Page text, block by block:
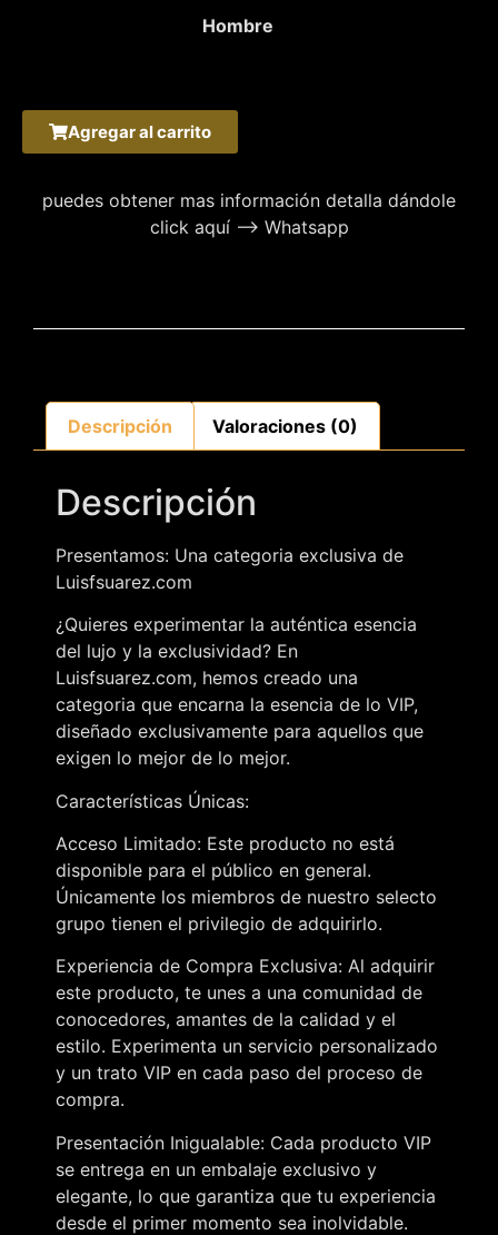
Hombre
Agregar al carrito
puedes obtener mas información detalla dándole
click aquí –> Whatsapp
Descripción Valoraciones (0)
Descripción
Presentamos: Una categoria exclusiva de
Luisfsuarez.com
¿Quieres experimentar la auténtica esencia
del lujo y la exclusividad? En
Luisfsuarez.com, hemos creado una
categoria que encarna la esencia de lo VIP,
diseñado exclusivamente para aquellos que
exigen lo mejor de lo mejor.
Características Únicas:
Acceso Limitado: Este producto no está
disponible para el público en general.
Únicamente los miembros de nuestro selecto
grupo tienen el privilegio de adquirirlo.
Experiencia de Compra Exclusiva: Al adquirir
este producto, te unes a una comunidad de
conocedores, amantes de la calidad y el
estilo. Experimenta un servicio personalizado
y un trato VIP en cada paso del proceso de
compra.
Presentación Inigualable: Cada producto VIP
se entrega en un embalaje exclusivo y
elegante, lo que garantiza que tu experiencia
desde el primer momento sea inolvidable.